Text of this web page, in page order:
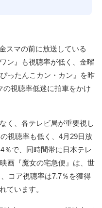
スマの前に放送している
ン』も視聴率が低く、金曜
ったんこカン・カン』を昨
視聴率低迷に拍車をかけ
く、各テレビ局が重要視し
視聴率も低く、4月29日放
％で、同時間帯に日本テレ
画『魔女の宅急便』は、世
コア視聴率は7.7％を獲得
ています。